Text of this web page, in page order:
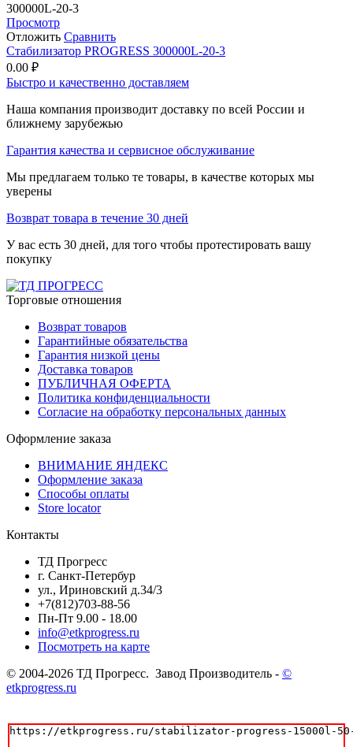
300000L-20-3
Просмотр
Отложить Сравнить
Стабилизатор PROGRESS 300000L-20-3
0.00 ₽
Быстро и качественно доставляем
Наша компания производит доставку по всей России и
ближнему зарубежью
Гарантия качества и сервисное обслуживание
Мы предлагаем только те товары, в качестве которых мы
уверены
Возврат товара в течение 30 дней
У вас есть 30 дней, для того чтобы протестировать вашу
покупку
Торговые отношения
Возврат товаров
Гарантийные обязательства
Гарантия низкой цены
Доставка товаров
ПУБЛИЧНАЯ ОФЕРТА
Политика конфиденциальности
Согласие на обработку персональных данных
Оформление заказа
ВНИМАНИЕ ЯНДЕКС
Оформление заказа
Способы оплаты
Store locator
Контакты
ТД Прогресс
г. Санкт-Петербур
ул., Ириновский д.34/3
+7(812)703-88-56
Пн-Пт 9.00 - 18.00
info@etkprogress.ru
Посмотреть на карте
© 2004-2026 ТД Прогресс. Завод Производитель - ©
etkprogress.ru
https://etkprogress.ru/stabilizator-progress-15000l-50-